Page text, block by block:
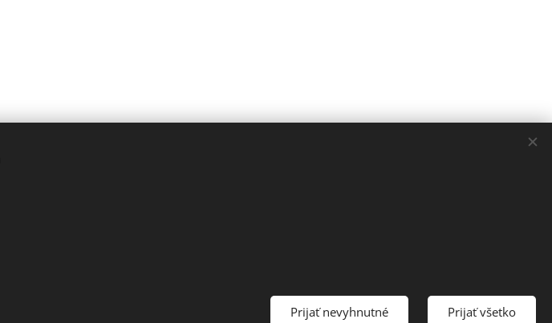
Prijať nevyhnutné Prijať všetko